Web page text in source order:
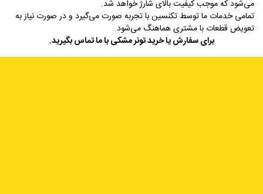
می‌شود که موجب کیفیت بالای شارژ خواهد شد.
تمامی خدمات ما توسط تکنسین با تجربه صورت می‌گیرد و در صورت نیاز به
تعویض قطعات با مشتری هماهنگ می‌شود.
برای سفارش یا خرید تونر مشکی با ما تماس بگیرید.